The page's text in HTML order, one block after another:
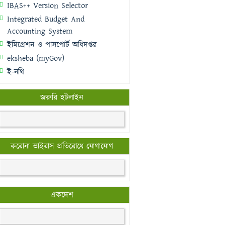
IBAS++ Version Selector
Integrated Budget And
Accounting System
ইমিগ্রেশন ও পাসপোর্ট অধিদপ্তর
eksheba (myGov)
ই-নথি
জরুরি হটলাইন
করোনা ভাইরাস প্রতিরোধে যোগাযোগ
একদেশ